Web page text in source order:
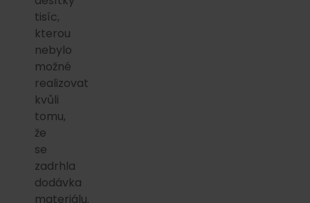
tisíc,
kterou
nebylo
možné
realizovat
kvůli
tomu,
že
se
zadrhla
dodávka
materiálu.